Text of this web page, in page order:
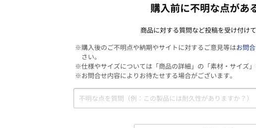
購入前に不明な点があ
商品に対する質問など投稿を受け付けて
※購入後のご不明点や納期やサイトに対するご意見等はお問
さい。
※仕様やサイズについては「商品の詳細」の「素材・サイズ」
※お問合せ内容によりお待たせする場合がございます。